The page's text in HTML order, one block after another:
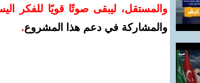
والمستقل، ليبقى صوتًا قويًا للفكر
والمشاركة في دعم هذا المشروع.